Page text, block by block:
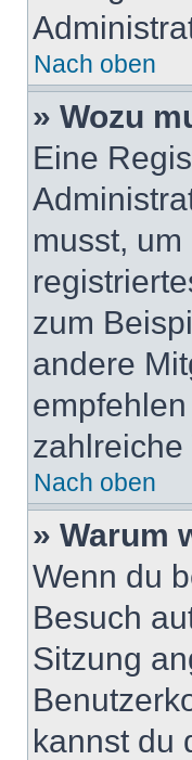
Nach oben
» Wozu
Eine
musst,
zum
andere
zahlreiche
Nach oben
» Warum
Wenn du
Besuch
Sitzung
kannst du